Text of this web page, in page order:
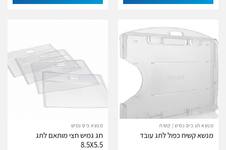
מנשא תג כיס גמיש | קשיח
מנשא קשיח כפול לתג עובד
מנשא כיס גמיש
תג גמיש חצי מותאם לתג
8.5X5.5